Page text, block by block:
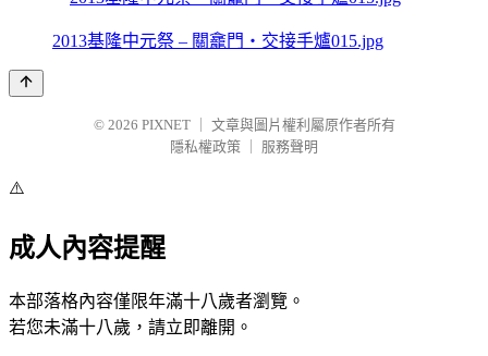
2013基隆中元祭 – 關龕門‧交接手爐015.jpg
© 2026 PIXNET
文章與圖片權利屬原作者所有
隱私權政策
服務聲明
⚠️
成人內容提醒
本部落格內容僅限年滿十八歲者瀏覽。
若您未滿十八歲，請立即離開。